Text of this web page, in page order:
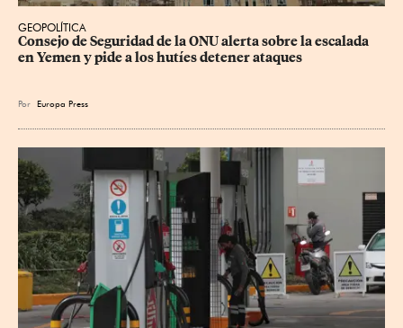
GEOPOLÍTICA
Consejo de Seguridad de la ONU alerta sobre la escalada
en Yemen y pide a los hutíes detener ataques
Por Europa Press